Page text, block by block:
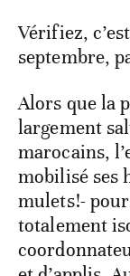
Vérifiez,
septembre,
Alors que la
largement
marocains,
mobilisé ses
mulets!-
totalement